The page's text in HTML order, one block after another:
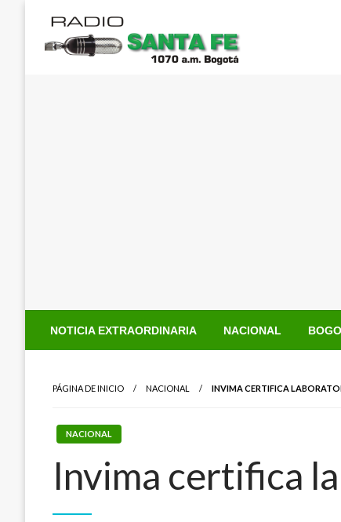
contenido
NOTICIA EXTRAORDINARIA NACIONAL
PÁGINA DE INICIO NACIONAL INVIMA CERTIFICA
NACIONAL
Invima certifica